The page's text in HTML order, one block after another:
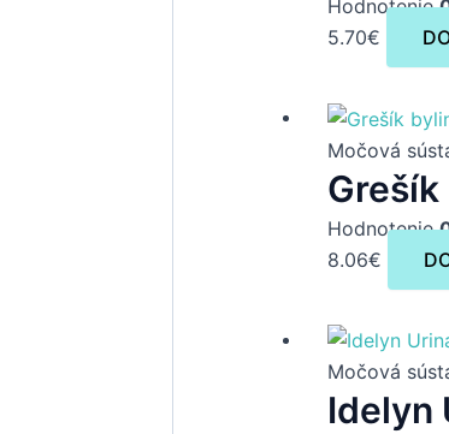
Hodnotenie
5.70€
Močová
Hodnotenie
8.06€
Močová
Idelyn